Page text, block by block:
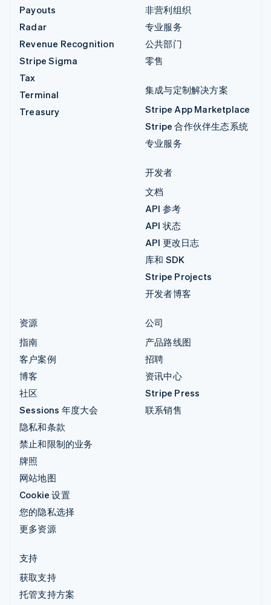
Payouts
Radar
Revenue Recognition
Stripe Sigma
Tax
Terminal
Treasury
非营利组织
专业服务
公共部门
零售
集成与定制解决方案
Stripe App Marketplace
Stripe 合作伙伴生态系统
专业服务
开发者
文档
API 参考
API 状态
API 更改日志
库和 SDK
Stripe Projects
开发者博客
资源
指南
客户案例
博客
社区
Sessions 年度大会
隐私和条款
禁止和限制的业务
牌照
网站地图
Cookie 设置
您的隐私选择
更多资源
公司
产品路线图
招聘
资讯中心
Stripe Press
联系销售
支持
获取支持
托管支持方案